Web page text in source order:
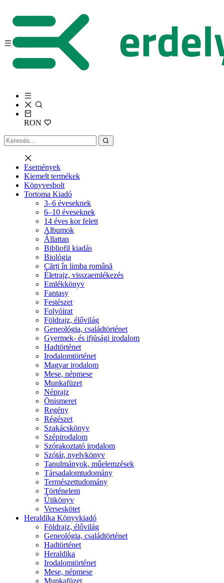
RON
Események
Kiemelt termékek
Könyvesbolt
Tortoma Kiadó
3–6 éveseknek
6–10 éveseknek
14 éves kor felett
Albumok
Állattan
Bibliofil kiadás
Biológia
Cărți în limba română
Életrajz, visszaemlékezés
Emlékkönyv
Fantasy
Festészet
Folyóirat
Földrajz, élővilág
Geneológia, családtörténet
Gyermek- és ifjúsági irodalom
Hadtörténet
Irodalomtörténet
Magyar irodalom
Mese, népmese
Munkafüzet
Néprajz
Önismeret
Regény
Régészet
Szakácskönyv
Szépirodalom
Szórakoztató irodalom
Szótár, nyelvkönyv
Tanulmányok, műelemzések
Társadalomtudomány
Természettudomány
Történelem
Útikönyv
Verseskötet
Heraldika Könyvkiadó
Földrajz, élővilág
Geneológia, családtörténet
Hadtörténet
Heraldika
Irodalomtörténet
Mese, népmese
Munkafüzet